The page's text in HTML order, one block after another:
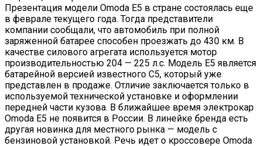
Презентация модели Omoda E5 в стране состоялась еще
в феврале текущего года. Тогда представители
компании сообщали, что автомобиль при полной
заряженной батарее способен проезжать до 430 км. В
качестве силового агрегата используется мотор
производительностью 204 — 225 л.с. Модель E5 является
батарейной версией известного C5, который уже
представлен в продаже. Отличие заключается только в
используемой технической установке и оформлении
передней части кузова. В ближайшее время электрокар
Omoda E5 не появится в России. В линейке бренда есть
другая новинка для местного рынка — модель с
бензиновой установкой. Речь идет о кроссовере Omoda